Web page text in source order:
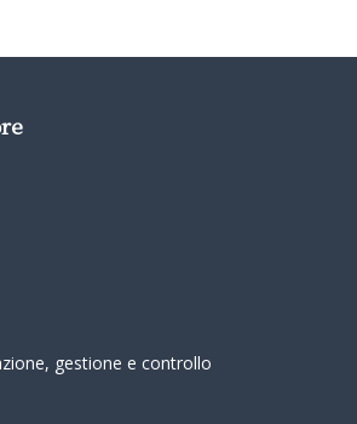
gestione e controllo